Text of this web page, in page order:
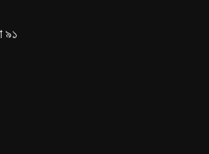
৯১